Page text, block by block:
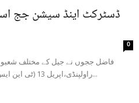
ڈسٹرکٹ اینڈ سیشن جج
0
فاضل ججوں نے جیل کے مختلف شعبوں
راولپنڈی،اپریل 13 (ٹی این ایس): ڈسٹرکٹ اینڈ سیشن جج اسلام آباد...